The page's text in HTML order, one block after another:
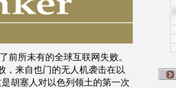
前所未有的全球互联网失败。
，来自也门的无人机袭击在以
胡塞人对以色列领土的第一次